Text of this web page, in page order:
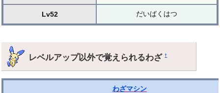
Lv52 だいばくはつ
レベルアップ以外で覚えられるわざ†
わざマシン